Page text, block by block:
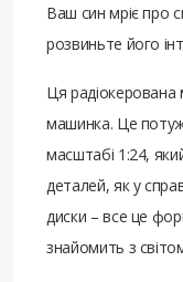
Ваш син мріє про
розвиньте його
Ця
машинка. Це
масштабі 1:24,
деталей, як у
диски – все це
знайомить з